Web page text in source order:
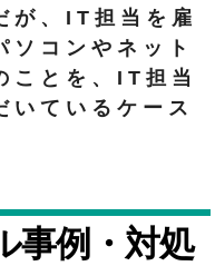
が、IT担当を雇
ソコンやネット
ことを、IT担当
いているケース
事例・対処